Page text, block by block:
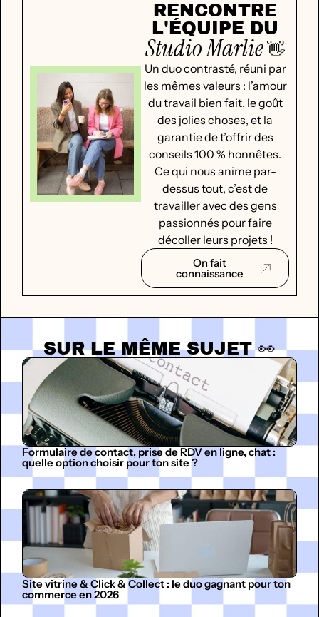
RENCONTRE
L'ÉQUIPE DU
Studio Marlie 👋
Un duo contrasté, réuni par
les mêmes valeurs : l’amour
du travail bien fait, le goût
des jolies choses, et la
garantie de t’offrir des
conseils 100 % honnêtes.
Ce qui nous anime par-
dessus tout, c’est de
travailler avec des gens
passionnés pour faire
décoller leurs projets !
On fait
connaissance
SUR LE MÊME SUJET 👀
Formulaire de contact, prise de RDV en ligne, chat :
quelle option choisir pour ton site ?
Site vitrine & Click & Collect : le duo gagnant pour ton
commerce en 2026